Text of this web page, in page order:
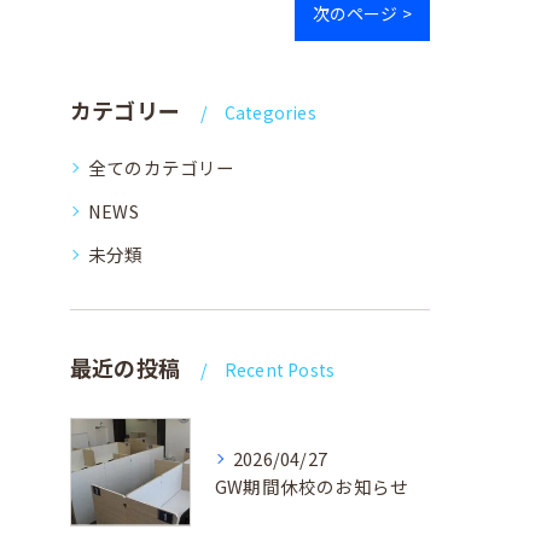
次のページ >
カテゴリー Categories
全てのカテゴリー
NEWS
未分類
最近の投稿 Recent Posts
2026/04/27
GW期間休校のお知らせ